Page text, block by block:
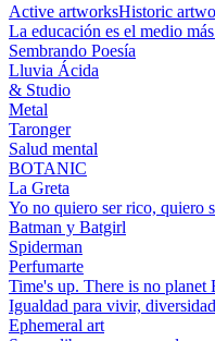
Active artworksHistoric
La educación es el medio
Sembrando Poesía
Lluvia Ácida
& Studio
Metal
Taronger
Salud mental
BOTANIC
La Greta
Yo no quiero ser rico, quiero
Batman y Batgirl
Spiderman
Perfumarte
Time's up. There is no planet
Igualdad para vivir,
Ephemeral art